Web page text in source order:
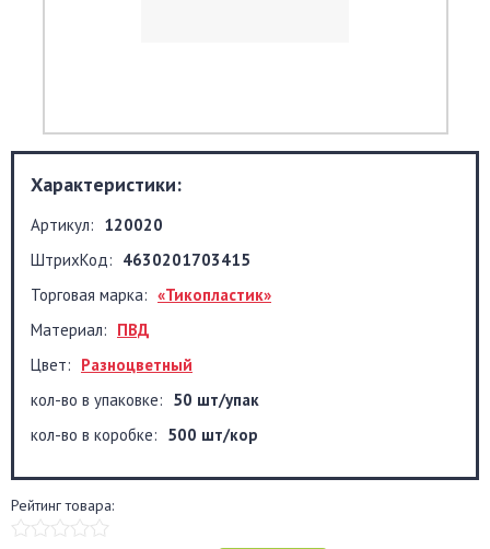
Характеристики:
Артикул: 120020
ШтрихКод: 4630201703415
Торговая марка: «Тикопластик»
Материал: ПВД
Цвет: Разноцветный
кол-во в упаковке: 50 шт/упак
кол-во в коробке: 500 шт/кор
Рейтинг товара: